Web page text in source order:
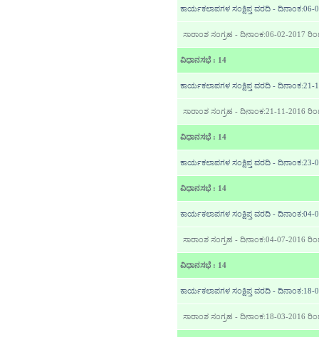
ಕಾರ್ಯಕಲಾಪಗಳ ಸಂಕ್ಷಿಪ್ತ ವರದಿ - ದಿನಾಂಕ:06-
ಸಾರಾಂಶ ಸಂಗ್ರಹ - ದಿನಾಂಕ:06-02-2017
ವಿಧಾನಸಭೆ : 14
ಕಾರ್ಯಕಲಾಪಗಳ ಸಂಕ್ಷಿಪ್ತ ವರದಿ - ದಿನಾಂಕ:21-
ಸಾರಾಂಶ ಸಂಗ್ರಹ - ದಿನಾಂಕ:21-11-2016
ವಿಧಾನಸಭೆ : 14
ಕಾರ್ಯಕಲಾಪಗಳ ಸಂಕ್ಷಿಪ್ತ ವರದಿ - ದಿನಾಂಕ:23-
ವಿಧಾನಸಭೆ : 14
ಕಾರ್ಯಕಲಾಪಗಳ ಸಂಕ್ಷಿಪ್ತ ವರದಿ - ದಿನಾಂಕ:04-
ಸಾರಾಂಶ ಸಂಗ್ರಹ - ದಿನಾಂಕ:04-07-2016
ವಿಧಾನಸಭೆ : 14
ಕಾರ್ಯಕಲಾಪಗಳ ಸಂಕ್ಷಿಪ್ತ ವರದಿ - ದಿನಾಂಕ:18-
ಸಾರಾಂಶ ಸಂಗ್ರಹ - ದಿನಾಂಕ:18-03-2016